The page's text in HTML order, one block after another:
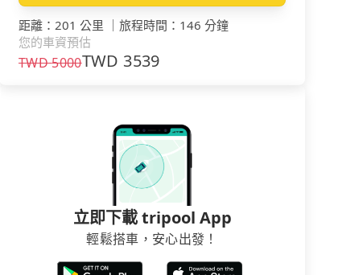
距離 ： 201 公里 ｜ 旅程時間 ： 146 分鐘
您的車資預估
TWD5000TWD 3539
立即下載 tripool App
輕鬆搭車，安心出發！